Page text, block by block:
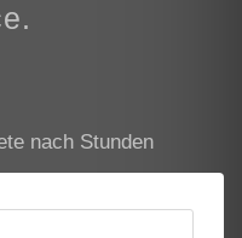
nach Stunden